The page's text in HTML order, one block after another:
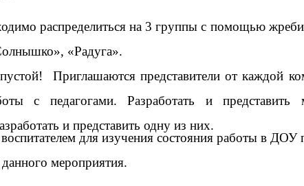
распределиться на 3 группы с помощью
«Радуга».
Приглашаются представители от каждой
с педагогами. Разработать и
и представить одну из них.
для изучения состояния работы в ДОУ
мероприятия.